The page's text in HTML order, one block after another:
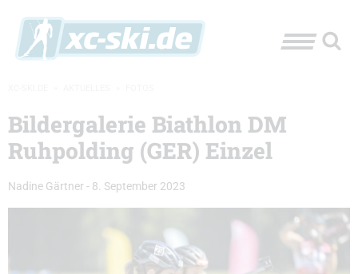
Bildergalerie Biathlon DM
Ruhpolding (GER) Einzel
Nadine Gärtner - 8. September 2023